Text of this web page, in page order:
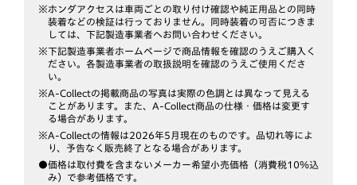
※ホンダアクセスは車両ごとの取り付け確認や純正用品との同時
装着などの検証は行っておりません。同時装着の可否につきま
しては、下記製造事業者へお問い合わせください。
※下記製造事業者ホームページで商品情報を確認のうえご購入く
ださい。各製造事業者の取扱説明を確認のうえご使用くださ
い。
※A-Collectの掲載商品の写真は実際の色調とは異なって見える
ことがあります。また、A-Collect商品の仕様・価格は変更す
る場合があります。
※A-Collectの情報は2026年5月現在のものです。品切れ等によ
り、予告なく販売終了となる場合があります。
●価格は取付費を含まないメーカー希望小売価格（消費税10％込
み）で参考価格です。